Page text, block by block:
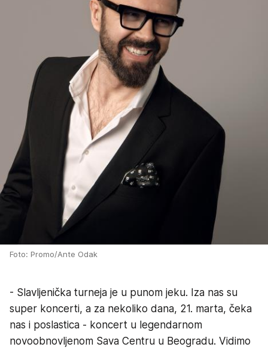
Foto: Promo/Ante Odak
- Slavljenička turneja je u punom jeku. Iza nas su
super koncerti, a za nekoliko dana, 21. marta, čeka
nas i poslastica - koncert u legendarnom
novoobnovljenom Sava Centru u Beogradu. Vidimo